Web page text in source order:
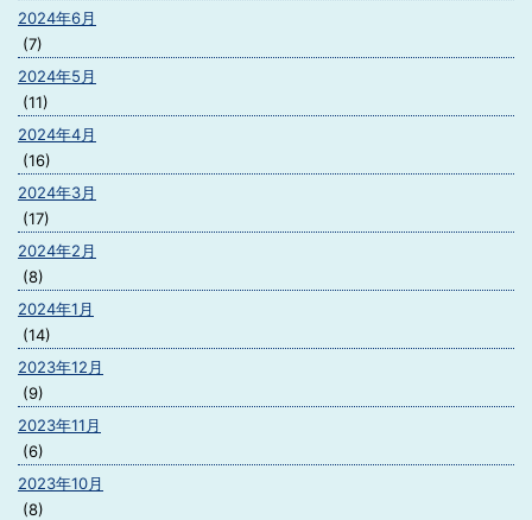
2024年6月
(7)
2024年5月
(11)
2024年4月
(16)
2024年3月
(17)
2024年2月
(8)
2024年1月
(14)
2023年12月
(9)
2023年11月
(6)
2023年10月
(8)